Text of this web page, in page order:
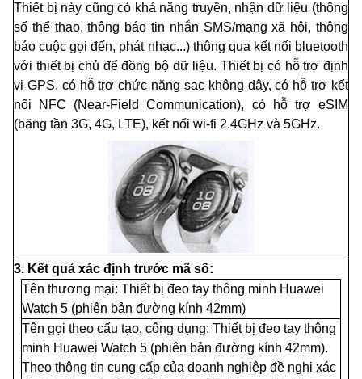
Thiết bị này cũng có khả năng truyền, nhận dữ liệu (thông
số thể thao, thông báo tin nhắn SMS/mạng xã hội, thông
báo cuộc gọi đến, phát nhạc...) thông qua kết nối bluetooth
với thiết bị chủ đểđồng bộ dữliệu. Thiết bị có hỗ trợ định
vị GPS, có hỗ trợ chức năng sạc không dây, có hỗ trợ kết
nối NFC (Near-Field Communication), có hỗ trợ eSIM
(băng tần 3G, 4G, LTE), kết nối wi-fi 2.4GHz và 5GHz.
3. Kết quả xác định trước mã số:
Tên thương mại: Thiết bị đeo tay thông minh Huawei
Watch 5 (phiên bản đường kính 42mm)
Tên gọi theo cấu tạo, công dụng: Thiết bị đeo tay thông
minh Huawei Watch 5 (phiên bản đường kính 42mm).
Theo thông tin cung cấp của doanh nghiệp đề nghị xác